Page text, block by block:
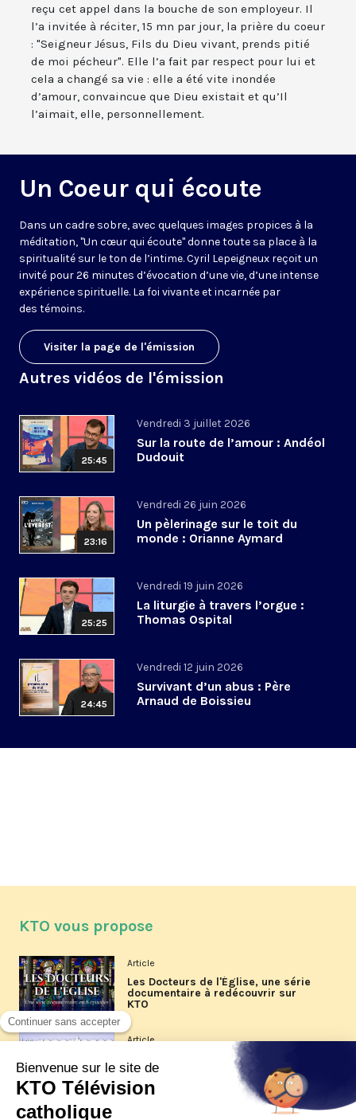
reçu cet appel dans la bouche de son employeur. Il
l’a invitée à réciter, 15 mn par jour, la prière du coeur
: "Seigneur Jésus, Fils du Dieu vivant, prends pitié
de moi pécheur". Elle l’a fait par respect pour lui et
cela a changé sa vie : elle a été vite inondée
d’amour, convaincue que Dieu existait et qu’Il
l’aimait, elle, personnellement.
Un Coeur qui écoute
Dans un cadre sobre, avec quelques images propices à la
méditation, "Un cœur qui écoute" donne toute sa place à la
spiritualité sur le ton de l’intime. Cyril Lepeigneux reçoit un
invité pour 26 minutes d’évocation d’une vie, d’une intense
expérience spirituelle. La foi vivante et incarnée par
des témoins.
Visiter la page de l'émission
Autres vidéos de l'émission
25:45
Vendredi 3 juillet 2026
Sur la route de l’amour : Andéol
Dudouit
23:16
Vendredi 26 juin 2026
Un pèlerinage sur le toit du
monde : Orianne Aymard
25:25
Vendredi 19 juin 2026
La liturgie à travers l’orgue :
Thomas Ospital
24:45
Vendredi 12 juin 2026
Survivant d’un abus : Père
Arnaud de Boissieu
KTO vous propose
Article
Les Docteurs de l'Église, une série
documentaire à redécouvrir sur
KTO
Article
Les reportages d'été 2026 de KTO